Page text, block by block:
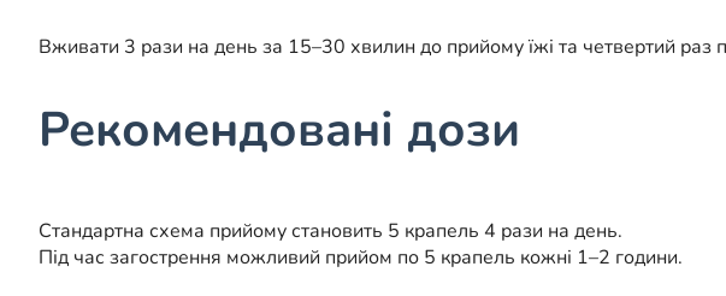
Вживати 3 рази на день за 15–30 хвилин до прийому їжі та четвертий раз
Рекомендовані дози
Стандартна схема прийому становить 5 крапель 4 рази на день.
Під час загострення можливий прийом по 5 крапель кожні 1–2 години.